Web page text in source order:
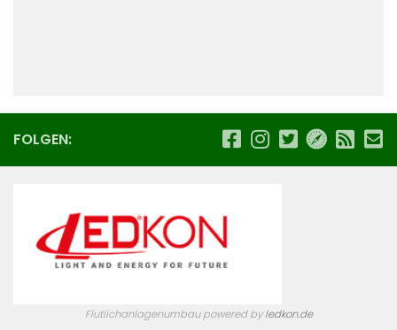
FOLGEN:
Flutlichanlagenumbau powered byledkon.de